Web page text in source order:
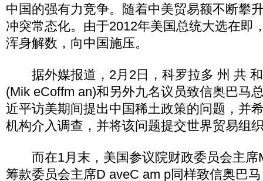
中国的强有力竞争。随着中美贸易额不断攀
冲突常态化。由于2012年美国总统大选在即
浑身解数，向中国施压。
据外媒报道，2月2日，科罗拉多 州 共 和
(Mik eCoffm an)和另外九名议员致信奥巴马
近平访美期间提出中国稀土政策的问题，并
机构介入调查，并将该问题提交世界贸易组
而在1月末，美国参议院财政委员会主席
筹款委员会主席D aveC am p同样致信奥巴